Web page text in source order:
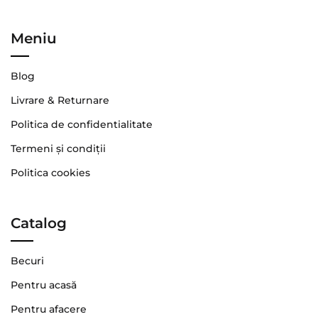
Meniu
Blog
Livrare & Returnare
Politica de confidentialitate
Termeni şi condiţii
Politica cookies
Catalog
Becuri
Pentru acasă
Pentru afacere